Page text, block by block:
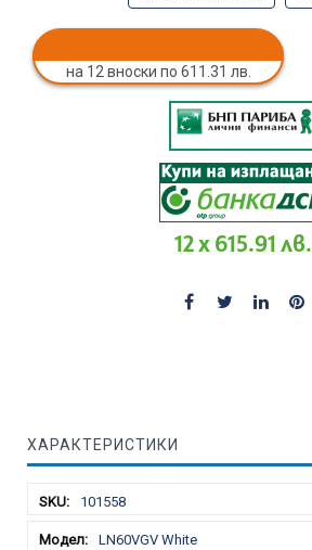
на 12 вноски по 611.31 лв.
12 x 615.91 лв.
ХАРАКТЕРИСТИКИ
101558
LN60VGV White